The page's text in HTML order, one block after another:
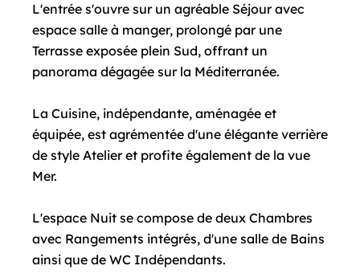
L'entrée s'ouvre sur un agréable Séjour avec
espace salle à manger, prolongé par une
Terrasse exposée plein Sud, offrant un
panorama dégagée sur la Méditerranée.
La Cuisine, indépendante, aménagée et
équipée, est agrémentée d'une élégante verrière
de style Atelier et profite également de la vue
Mer.
L'espace Nuit se compose de deux Chambres
avec Rangements intégrés, d'une salle de Bains
ainsi que de WC Indépendants.